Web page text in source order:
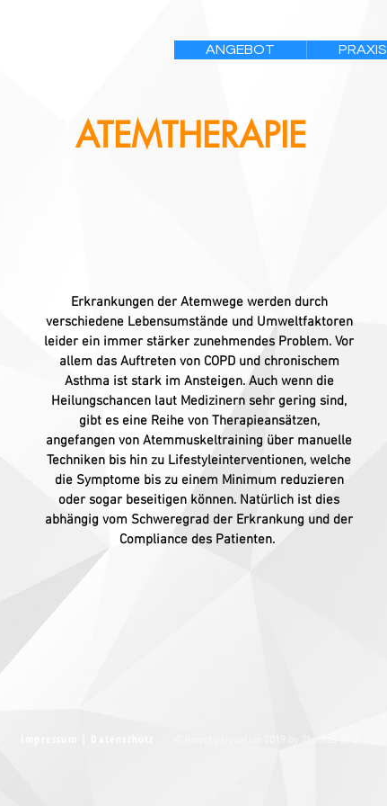
ANGEBOT PRAXIS
ATEMTHERAPIE
Erkrankungen der Atemwege werden durch
verschiedene Lebensumstände und Umweltfaktoren
leider ein immer stärker zunehmendes Problem. Vor
allem das Auftreten von COPD und chronischem
Asthma ist stark im Ansteigen. Auch wenn die
Heilungschancen laut Medizinern sehr gering sind,
gibt es eine Reihe von Therapieansätzen,
angefangen von Atemmuskeltraining über manuelle
Techniken bis hin zu Lifestyleinterventionen, welche
die Symptome bis zu einem Minimum reduzieren
oder sogar beseitigen können. Natürlich ist dies
abhängig vom Schweregrad der Erkrankung und der
Compliance des Patienten.